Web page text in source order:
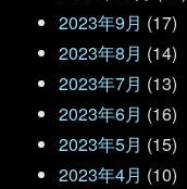
2023年9月 (17)
2023年8月 (14)
2023年7月 (13)
2023年6月 (16)
2023年5月 (15)
2023年4月 (10)